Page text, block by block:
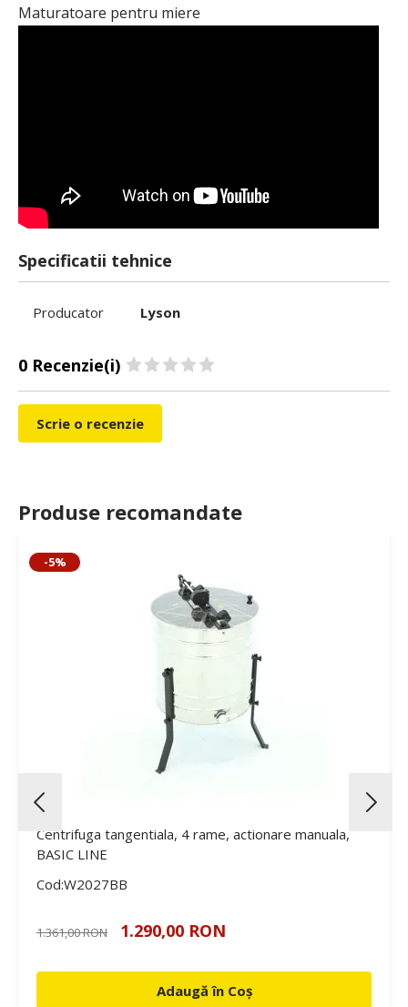
Maturatoare pentru miere
Specificatii tehnice
Producator Lyson
0 Recenzie(i)
Scrie o recenzie
Produse recomandate
-5%
Centrifuga tangentiala, 4 rame, actionare manuala,
BASIC LINE
Cod:W2027BB
1.361,00 RON 1.290,00 RON
Adaugă în Coș